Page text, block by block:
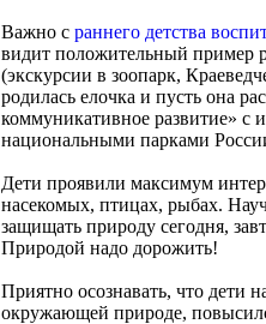
Важно с раннего детства
видит положительный пример
(экскурсии в зоопарк,
родилась елочка и пусть она
коммуникативное развитие» с
национальными парками
Дети проявили максимум
насекомых, птицах, рыбах.
защищать природу сегодня,
Природой надо дорожить!
Приятно осознавать, что дети
окружающей природе,